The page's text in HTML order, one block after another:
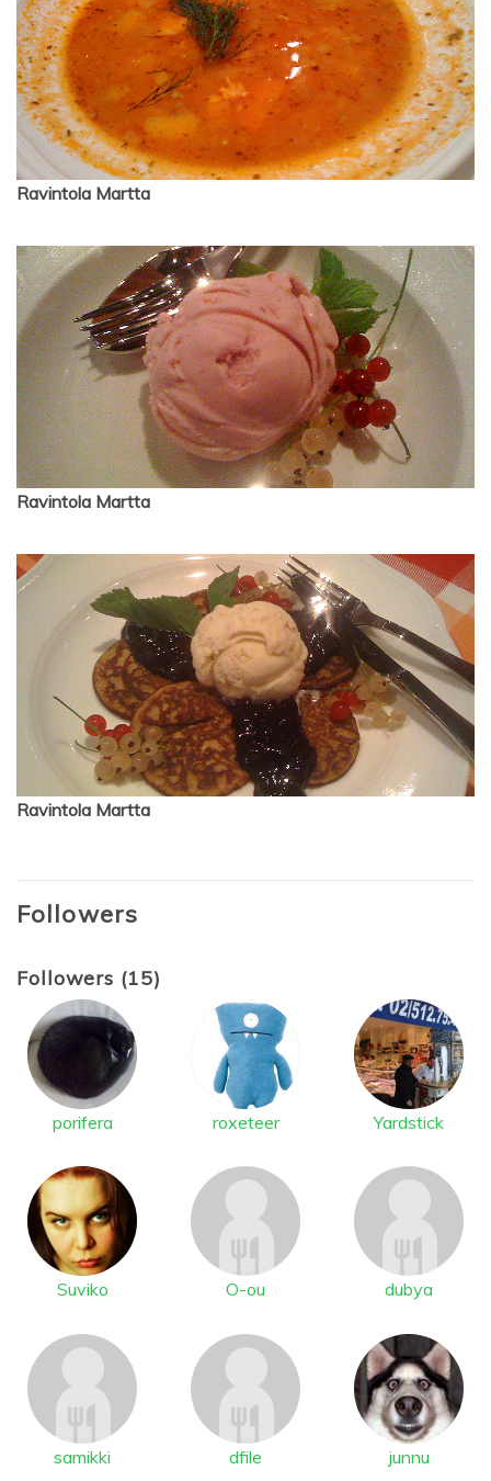
Ravintola Martta
Ravintola Martta
Ravintola Martta
Followers
Followers (15)
porifera roxeteer Yardstick
Suviko O-ou dubya
samikki dfile junnu